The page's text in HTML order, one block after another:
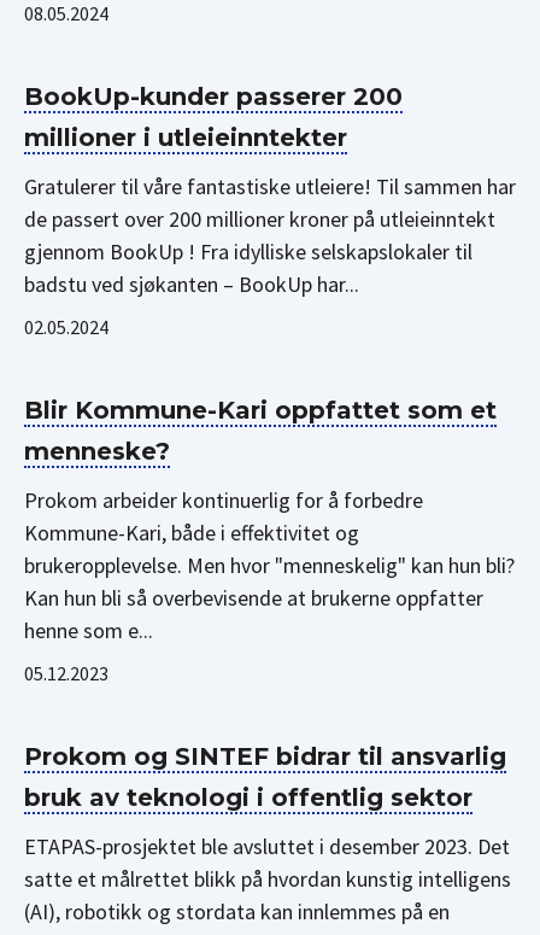
08.05.2024
BookUp-kunder passerer 200
millioner i utleieinntekter
Gratulerer til våre fantastiske utleiere! Til sammen har
de passert over 200 millioner kroner på utleieinntekt
gjennom BookUp ! Fra idylliske selskapslokaler til
badstu ved sjøkanten – BookUp har...
02.05.2024
Blir Kommune-Kari oppfattet som et
menneske?
Prokom arbeider kontinuerlig for å forbedre
Kommune-Kari, både i effektivitet og
brukeropplevelse. Men hvor "menneskelig" kan hun bli?
Kan hun bli så overbevisende at brukerne oppfatter
henne som e...
05.12.2023
Prokom og SINTEF bidrar til ansvarlig
bruk av teknologi i offentlig sektor
ETAPAS-prosjektet ble avsluttet i desember 2023. Det
satte et målrettet blikk på hvordan kunstig intelligens
(AI), robotikk og stordata kan innlemmes på en